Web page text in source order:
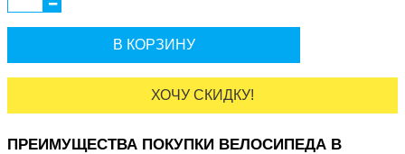
В КОРЗИНУ
ХОЧУ СКИДКУ!
ПРЕИМУЩЕСТВА ПОКУПКИ ВЕЛОСИПЕДА В